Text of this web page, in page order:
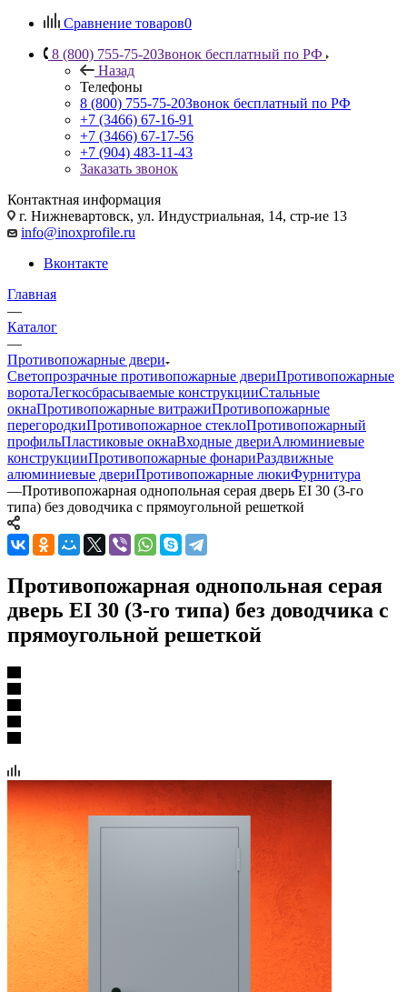
Сравнение товаров0
8 (800) 755-75-20Звонок бесплатный по РФ
Назад
Телефоны
8 (800) 755-75-20Звонок бесплатный по РФ
+7 (3466) 67-16-91
+7 (3466) 67-17-56
+7 (904) 483-11-43
Заказать звонок
Контактная информация
г. Нижневартовск, ул. Индустриальная, 14, стр-ие 13
info@inoxprofile.ru
Вконтакте
Главная
—
Каталог
—
Противопожарные двери
Светопрозрачные противопожарные двериПротивопожарные
воротаЛегкосбрасываемые конструкцииСтальные
окнаПротивопожарные витражиПротивопожарные
перегородкиПротивопожарное стеклоПротивопожарный
профильПластиковые окнаВходные двериАлюминиевые
конструкцииПротивопожарные фонариРаздвижные
алюминиевые двериПротивопожарные люкиФурнитура
—Противопожарная однопольная серая дверь EI 30 (3-го
типа) без доводчика с прямоугольной решеткой
Противопожарная однопольная серая
дверь EI 30 (3-го типа) без доводчика с
прямоугольной решеткой